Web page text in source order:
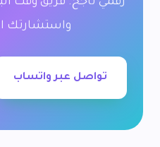
واستشارتك
تواصل عبر واتساب